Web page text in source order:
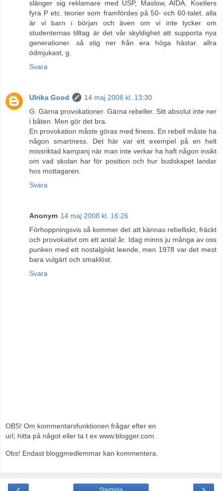
slänger sig reklamare med USP, Maslow, AIDA, Koetlers
fyra P etc. teorier som framfördes på 50- och 60-talet. alla
är vi barn i början och även om vi inte tycker om
studenternas tilltag är det vår skyldighet att supporta nya
generationer. så stig ner från era höga hästar. allra
ödmjukast, g.
Svara
Ulrika Good
14 maj 2008 kl. 13:30
G: Gärna provokationer. Gärna rebeller. Sitt absolut inte ner
i båten. Men gör det bra.
En provokation måste göras med finess. En rebell måste ha
någon smartness. Det här var ett exempel på en helt
missriktad kampanj när man inte verkar ha haft någon insikt
om vad skolan har för position och hur budskapet landar
hos mottagaren.
Svara
Anonym 14 maj 2008 kl. 16:26
Förhoppningsvis så kommer det att kännas rebelliskt, fräckt
och provokativt om ett antal år. Idag minns ju många av oss
punken med ett nostalgiskt leende, men 1978 var det mest
bara vulgärt och smaklöst.
Svara
OBS! Om kommentarsfunktionen frågar efter en
url; hitta på något eller ta t ex www.blogger.com.
Obs! Endast bloggmedlemmar kan kommentera.